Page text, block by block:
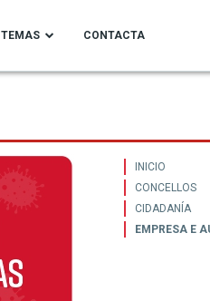
TEMAS CONTACTA
Menu
Covid19
INICIO
CONCELLOS
CIDADANÍA
EMPRESA E